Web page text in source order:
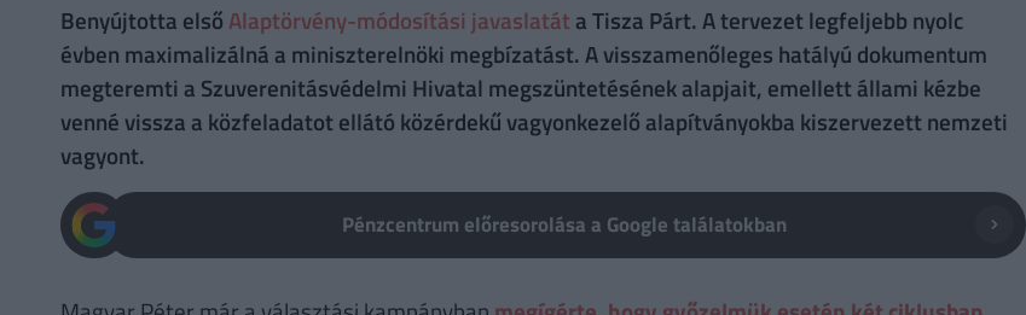
Benyújtotta első Alaptörvény-módosítási javaslatát a Tisza Párt. A tervezet legfeljebb nyolc
évben maximalizálná a miniszterelnöki megbízatást. A visszamenőleges hatályú dokumentum
megteremti a Szuverenitásvédelmi Hivatal megszüntetésének alapjait, emellett állami kézbe
venné vissza a közfeladatot ellátó közérdekű vagyonkezelő alapítványokba kiszervezett nemzeti
vagyont.
Pénzcentrum előresorolása a Google találatokban